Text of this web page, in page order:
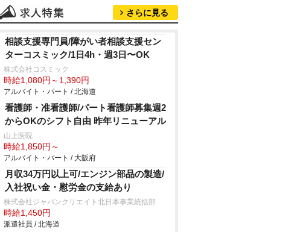
さらに見る
相談支援専門員/障がい者相談支援セン
ターコスミック/1日4h・週3日〜OK
株式会社コスミック
時給1,080円～1,390円
アルバイト・パート / 北海道
看護師・准看護師/パート看護師募集週2
からOKのシフト自由 昨年リニューアル
山上医院
時給1,850円～
アルバイト・パート / 大阪府
月収34万円以上可/エンジン部品の製造/
入社祝い金・慰労金の支給あり
株式会社ジャパンクリエイト北日本事業統括部
時給1,450円
派遣社員 / 北海道